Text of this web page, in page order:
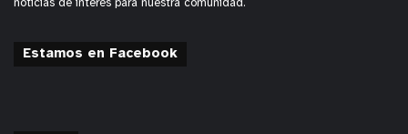
noticias de interés para nuestra comunidad.
Estamos en Facebook